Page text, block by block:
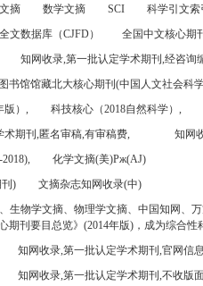
摘 数学文摘 SCI 科学引文索
文数据库（CJFD） 全国中文核心期
知网收录,第一批认定学术期刊,经咨询
书馆馆藏北大核心期刊(中国人文社会科
版）, 科技核心（2018自然科学）,
期刊,匿名审稿,有审稿费,
知网
化学文摘(美)Pж(AJ)
)
文摘杂志知网收录(中)
物学文摘、物理学文摘、中国知网、
刊要目总览》(2014年版)，成为综合性
知网收录,第一批认定学术期刊,官网信
知网收录,第一批认定学术期刊,不收版